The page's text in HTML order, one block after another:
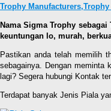
Trophy
Nama Sigma Trophy
keuntungan lo, murah,
Pastikan anda telah memilih
sebagainya. Dengan meminta
lagi? Segera hubungi Kontak
Terdapat banyak Jenis Piala